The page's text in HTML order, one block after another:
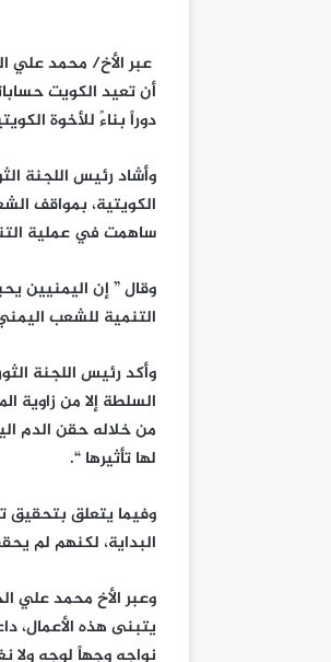
عبر الأخ/ محمد علي
أن تعيد الكويت
دوراً بناءً للأخوة
وأشاد رئيس اللجنة
الكويتية، بمواقف
ساهمت في عملية
وقال ” إن اليمنيين
التنمية للشعب
وأكد رئيس اللجنة
السلطة إلا من
من خلاله حقن الدم
لها تأثيرها “.
وفيما يتعلق بتحقيق
البداية، لكنهم لم
وعبر الأخ محمد علي
يتبنى هذه الأعمال،
نواجه وجهاً لوجه ولا